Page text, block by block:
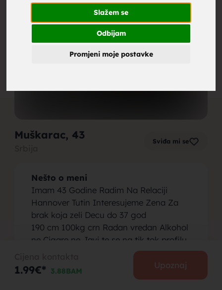
Slažem se
Odbijam
Promjeni moje postavke
Muškarac, 43 Sviđa mi se
Nešto o meni
Imam 43 Godine Radim Na Relaciji
Hannover Tutin Interesujeme Zena Za
brak koja zeli Decu do 37 god
190 cm 100kg crn Radan vredan Alkohol
ne Cigare ne Javi te se na tik tok profilu
Osoba koju tražim
Zenu do 37 god Koja zeli Porodicu Brak
1.99€* 3.88BAM
Upoznaj
zene za
brak,
muskarci
za brak,